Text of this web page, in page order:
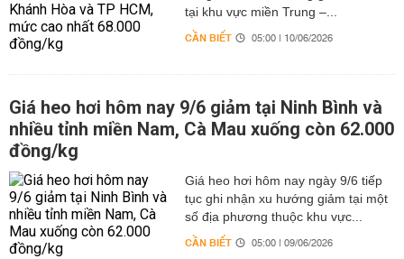
tại khu vực miền Trung –...
CẦN BIẾT 05:00 | 10/06/2026
Giá heo hơi hôm nay 9/6 giảm tại Ninh Bình và
nhiều tỉnh miền Nam, Cà Mau xuống còn 62.000
đồng/kg
Giá heo hơi hôm nay ngày 9/6 tiếp
tục ghi nhận xu hướng giảm tại một
số địa phương thuộc khu vực...
CẦN BIẾT 05:00 | 09/06/2026